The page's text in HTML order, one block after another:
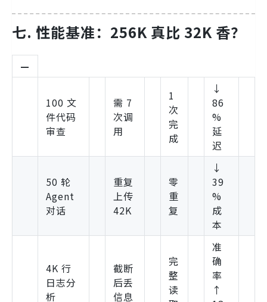
七. 性能基准：256K 真比 32K 香？
—
100 文
件代码
审查
需 7
次调
用
1
次
完
成
↓
86
%
延
迟
50 轮
Agent
对话
重复
上传
42K
零
重
复
↓
39
%
成
本
4K 行
日志分
析
截断
后丢
信息
完
整
读
准
确
率
↑